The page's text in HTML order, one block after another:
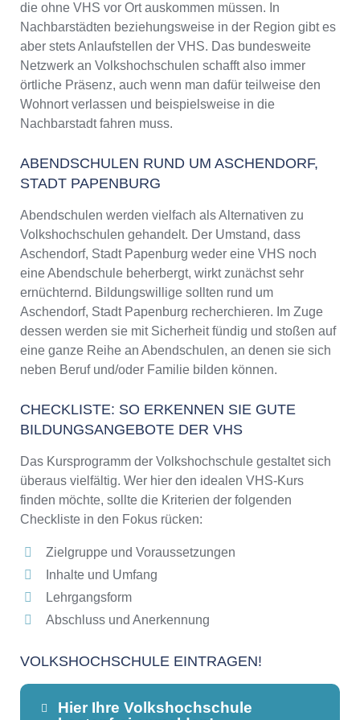
die ohne VHS vor Ort auskommen müssen. In
Nachbarstädten beziehungsweise in der Region gibt es
aber stets Anlaufstellen der VHS. Das bundesweite
Netzwerk an Volkshochschulen schafft also immer
örtliche Präsenz, auch wenn man dafür teilweise den
Wohnort verlassen und beispielsweise in die
Nachbarstadt fahren muss.
ABENDSCHULEN RUND UM ASCHENDORF,
STADT PAPENBURG
Abendschulen werden vielfach als Alternativen zu
Volkshochschulen gehandelt. Der Umstand, dass
Aschendorf, Stadt Papenburg weder eine VHS noch
eine Abendschule beherbergt, wirkt zunächst sehr
ernüchternd. Bildungswillige sollten rund um
Aschendorf, Stadt Papenburg recherchieren. Im Zuge
dessen werden sie mit Sicherheit fündig und stoßen auf
eine ganze Reihe an Abendschulen, an denen sie sich
neben Beruf und/oder Familie bilden können.
CHECKLISTE: SO ERKENNEN SIE GUTE
BILDUNGSANGEBOTE DER VHS
Das Kursprogramm der Volkshochschule gestaltet sich
überaus vielfältig. Wer hier den idealen VHS-Kurs
finden möchte, sollte die Kriterien der folgenden
Checkliste in den Fokus rücken:
Zielgruppe und Voraussetzungen
Inhalte und Umfang
Lehrgangsform
Abschluss und Anerkennung
VOLKSHOCHSCHULE EINTRAGEN!
Hier Ihre Volkshochschule